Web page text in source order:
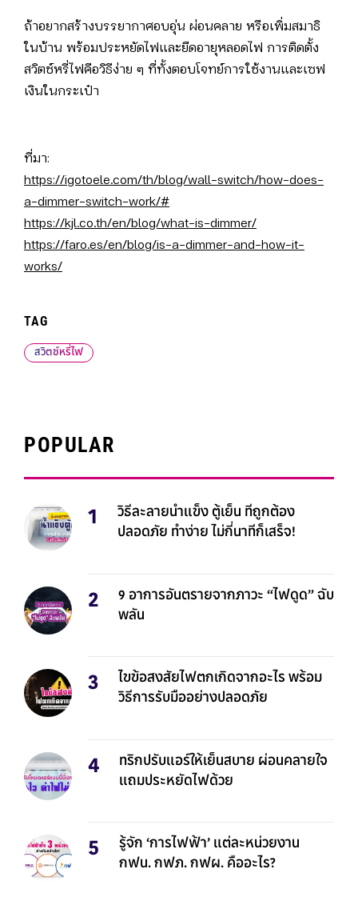
ถ้าอยากสร้างบรรยากาศอบอุ่น ผ่อนคลาย หรือเพิ่มสมาธิ
ในบ้าน พร้อมประหยัดไฟและยืดอายุหลอดไฟ การติดตั้ง
สวิตช์หรี่ไฟคือวิธีง่าย ๆ ที่ทั้งตอบโจทย์การใช้งานและเซฟ
เงินในกระเป๋า
ที่มา:
https://igotoele.com/th/blog/wall-switch/how-does-
a-dimmer-switch-work/#
https://kjl.co.th/en/blog/what-is-dimmer/
https://faro.es/en/blog/is-a-dimmer-and-how-it-
works/
TAG
สวิตช์หรี่ไฟ
POPULAR
วิธีละลายน้ำแข็ง ตู้เย็น ที่ถูกต้อง
ปลอดภัย ทำง่าย ไม่กี่นาทีก็เสร็จ!
9 อาการอันตรายจากภาวะ “ไฟดูด” ฉับ
พลัน
ไขข้อสงสัยไฟตกเกิดจากอะไร พร้อม
วิธีการรับมืออย่างปลอดภัย
ทริกปรับแอร์ให้เย็นสบาย ผ่อนคลายใจ
แถมประหยัดไฟด้วย
รู้จัก ‘การไฟฟ้า’ แต่ละหน่วยงาน
กฟน. กฟภ. กฟผ. คืออะไร?